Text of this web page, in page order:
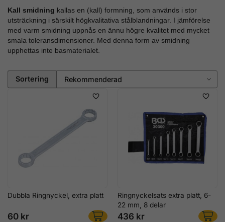
Kall smidning kallas en (kall) formning, som används i stor
utsträckning i särskilt högkvalitativa stålblandningar. I jämförelse
med varm smidning uppnås en ännu högre kvalitet med mycket
smala toleransdimensioner. Med denna form av smidning
upphettas inte basmaterialet.
Sortering
Dubbla Ringnyckel, extra platt
60 kr
Ringnyckelsats extra platt, 6-
22 mm, 8 delar
436 kr